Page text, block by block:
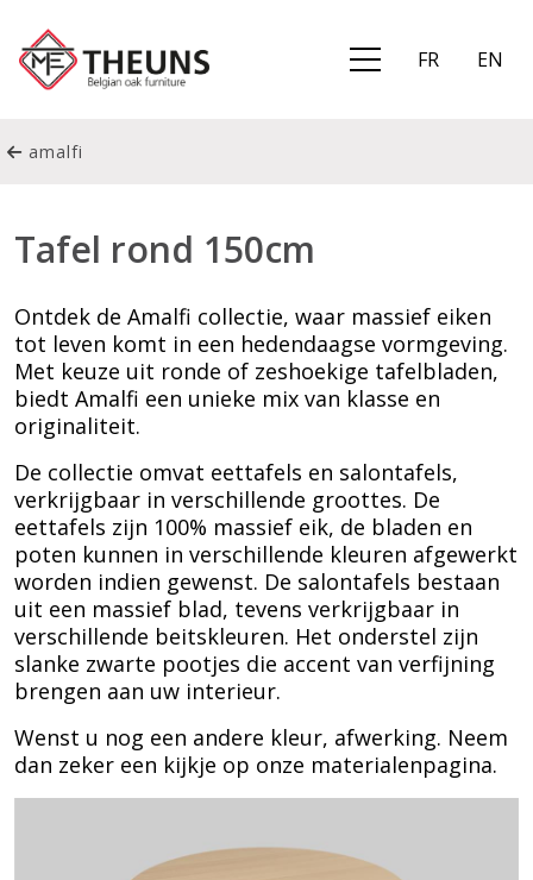
FR EN
amalfi
Tafel rond 150cm
Ontdek de Amalfi collectie, waar massief eiken
tot leven komt in een hedendaagse vormgeving.
Met keuze uit ronde of zeshoekige tafelbladen,
biedt Amalfi een unieke mix van klasse en
originaliteit.
De collectie omvat eettafels en salontafels,
verkrijgbaar in verschillende groottes. De
eettafels zijn 100% massief eik, de bladen en
poten kunnen in verschillende kleuren afgewerkt
worden indien gewenst. De salontafels bestaan
uit een massief blad, tevens verkrijgbaar in
verschillende beitskleuren. Het onderstel zijn
slanke zwarte pootjes die accent van verfijning
brengen aan uw interieur.
Wenst u nog een andere kleur, afwerking. Neem
dan zeker een kijkje op onze materialenpagina.